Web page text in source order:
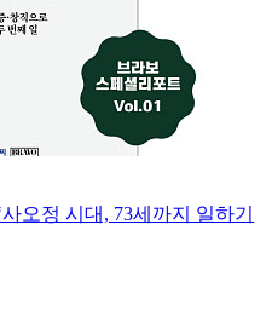
오정 시대, 73세까지 일하기